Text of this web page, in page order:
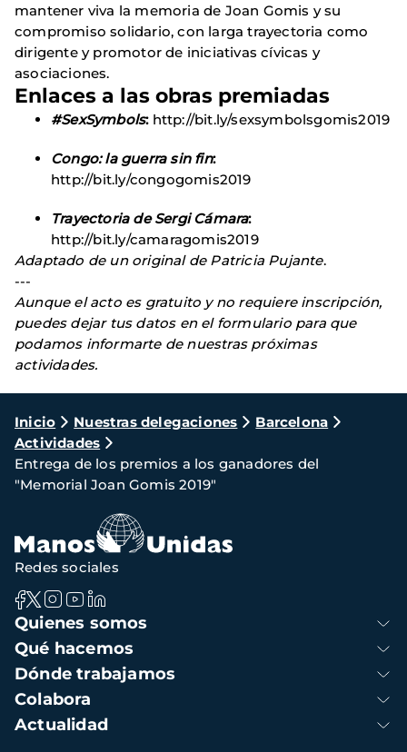
mantener viva la memoria de Joan Gomis y su
compromiso solidario, con larga trayectoria como
dirigente y promotor de iniciativas cívicas y
asociaciones.
Enlaces a las obras premiadas
#SexSymbols:http://bit.ly/sexsymbolsgomis2019
Congo: la guerra sin fin:
http://bit.ly/congogomis2019
Trayectoria de Sergi Cámara:
http://bit.ly/camaragomis2019
Adaptado de un original de Patricia Pujante.
---
Aunque el acto es gratuito y no requiere inscripción,
puedes dejar tus datos en el formulario para que
podamos informarte de nuestras próximas
actividades.
Ruta
de
navegación
Inicio Nuestras delegaciones
Barcelona
Actividades
Entrega de los premios a los ganadores del
"Memorial Joan Gomis 2019"
Navegación
principal
Quienes somos
Qué hacemos
Dónde trabajamos
Colabora
Actualidad
Redes sociales